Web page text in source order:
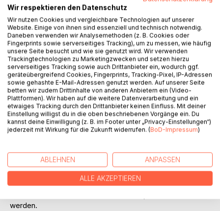
BESCHREIBUNG
Dieses Buch erzählt in kurzen Episoden das Leben von
Paul aus der Sicht des Autors von dem Punkt an, an dem er
seine Arbeit los geworden ist.
gearbeitet hatte wurde geschlossen.
Der Inhalt der Kurzgeschichten ist frei erfunden. Einen
Funken Realität steckt aber wohl trotzdem in jeder
werden.
Wir respektieren den Datenschutz
Wir nutzen Cookies und vergleichbare Technologien auf unserer
Website. Einige von ihnen sind essenziell und technisch notwendig.
Daneben verwenden wir Analysemethoden (z. B. Cookies oder
Fingerprints sowie serverseitiges Tracking), um zu messen, wie häufig
unsere Seite besucht und wie sie genutzt wird. Wir verwenden
Trackingtechnologien zu Marketingzwecken und setzen hierzu
serverseitiges Tracking sowie auch Drittanbieter ein, wodurch ggf.
geräteübergreifend Cookies, Fingerprints, Tracking-Pixel, IP-Adressen
sowie gehashte E-Mail-Adressen genutzt werden. Auf unserer Seite
betten wir zudem Drittinhalte von anderen Anbietern ein (Video-
Plattformen). Wir haben auf die weitere Datenverarbeitung und ein
etwaiges Tracking durch den Drittanbieter keinen Einfluss. Mit deiner
Einstellung willigst du in die oben beschriebenen Vorgänge ein. Du
kannst deine Einwilligung (z. B. im Footer unter „Privacy-Einstellungen“)
jederzeit mit Wirkung für die Zukunft widerrufen. (BoD-Impressum)
ABLEHNEN ANPASSEN
ALLE AKZEPTIEREN